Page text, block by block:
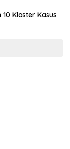
10 Klaster Kasus